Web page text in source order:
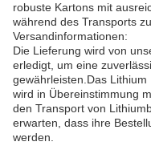
robuste Kartons mit
während des Transports
Versandinformationen:
Die Lieferung wird von
erledigt, um eine
gewährleisten.Das
wird in Übereinstimmung
den Transport von
erwarten, dass ihre
werden.